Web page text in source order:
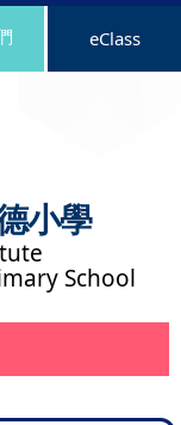
小學
School
eClass